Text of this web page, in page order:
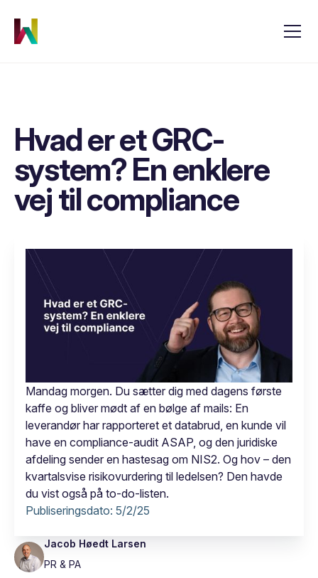
Hvad er et GRC-
system? En enklere
vej til compliance
Mandag morgen. Du sætter dig med dagens første
kaffe og bliver mødt af en bølge af mails: En
leverandør har rapporteret et databrud, en kunde vil
have en compliance-audit ASAP, og den juridiske
afdeling sender en hastesag om NIS2. Og hov – den
kvartalsvise risikovurdering til ledelsen? Den havde
du vist også på to-do-listen.
Publiseringsdato: 5/2/25
Jacob Høedt Larsen
PR & PA